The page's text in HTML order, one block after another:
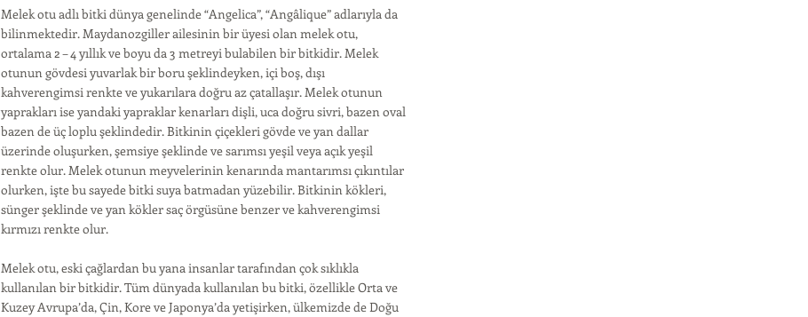
Melek otu adlı bitki dünya genelinde “Angelica”, “Angâlique” adlarıyla da
bilinmektedir. Maydanozgiller ailesinin bir üyesi olan melek otu,
ortalama 2 – 4 yıllık ve boyu da 3 metreyi bulabilen bir bitkidir. Melek
otunun gövdesi yuvarlak bir boru şeklindeyken, içi boş, dışı
kahverengimsi renkte ve yukarılara doğru az çatallaşır. Melek otunun
yaprakları ise yandaki yapraklar kenarları dişli, uca doğru sivri, bazen oval
bazen de üç loplu şeklindedir. Bitkinin çiçekleri gövde ve yan dallar
üzerinde oluşurken, şemsiye şeklinde ve sarımsı yeşil veya açık yeşil
renkte olur. Melek otunun meyvelerinin kenarında mantarımsı çıkıntılar
olurken, işte bu sayede bitki suya batmadan yüzebilir. Bitkinin kökleri,
sünger şeklinde ve yan kökler saç örgüsüne benzer ve kahverengimsi
kırmızı renkte olur.
Melek otu, eski çağlardan bu yana insanlar tarafından çok sıklıkla
kullanılan bir bitkidir. Tüm dünyada kullanılan bu bitki, özellikle Orta ve
Kuzey Avrupa’da, Çin, Kore ve Japonya’da yetişirken, ülkemizde de Doğu